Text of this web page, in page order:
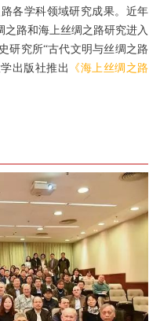
各学科领域研究成果。近年
之路和海上丝绸之路研究进入
研究所“古代文明与丝绸之路
出版社推出
《海上丝绸之路